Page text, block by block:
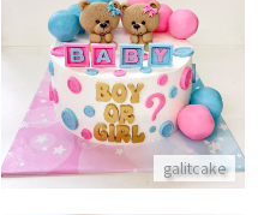
galitcake
עוגה לזיהוי מין היילוד בן או בת
התקשר/י